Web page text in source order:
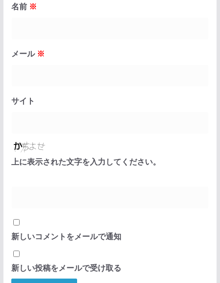
名前 ※
メール ※
サイト
上に表示された文字を入力してください。
新しいコメントをメールで通知
新しい投稿をメールで受け取る